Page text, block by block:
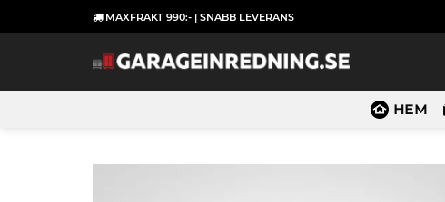
to
MAXFRAKT 990:- | SNABB LEVERANS
HEM